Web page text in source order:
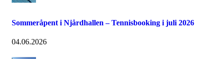
Sommeråpent i Njårdhallen – Tennisbooking i juli 2026
04.06.2026